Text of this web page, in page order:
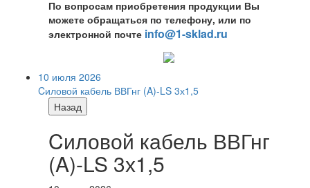
По вопросам приобретения продукции Вы
можете обращаться по телефону, или по
электронной почте info@1-sklad.ru
10 июля 2026
Cиловой кабель ВВГнг (A)-LS 3х1,5
Назад
Cиловой кабель ВВГнг
(A)-LS 3х1,5